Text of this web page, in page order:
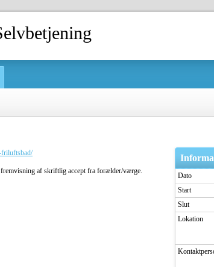
Dato
Start
Slut
Lokation
af skriftlig accept fra forælder/værge.